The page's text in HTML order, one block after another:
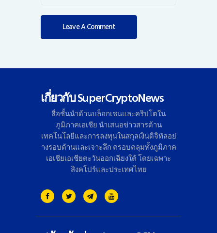
เกี่ยวกับ SuperCryptoNews
สื่อชั้นนำด้านบล็อกเชนและคริปโตใน
ภูมิภาคเอเชีย นำเสนอข่าวสารด้าน
เทคโนโลยีและการลงทุนในสกุลเงินดิจิทัลอย่
างรอบด้านและเจาะลึก ครอบคลุมทั้งภูมิภาค
เอเชียเอเชียตะวันออกเฉียงใต้ โดยเฉพาะ
สิงคโปร์และประเทศไทย